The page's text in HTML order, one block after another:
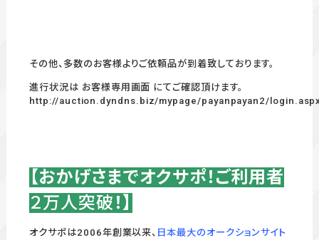
その他、多数のお客様よりご依頼品が到着致しております。
進行状況は お客様専用画面 にてご確認頂けます。
http://auction.dyndns.biz/mypage/payanpayan2/
【おかげさまでオクサポ！ご利用者
２万人突破 ！】
オクサポは2006年創業以来、 日本最大のオークションサイト